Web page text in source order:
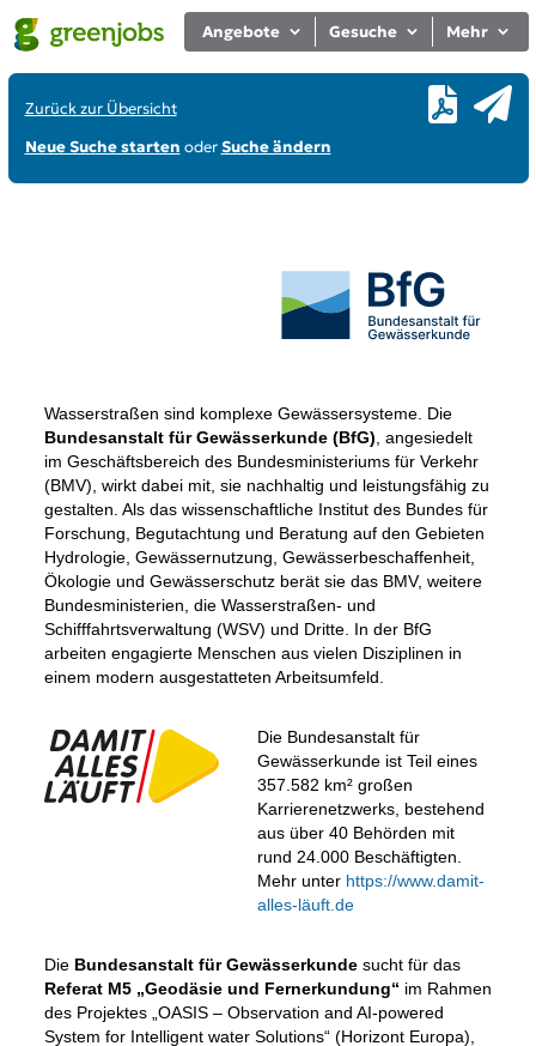
Angebote Gesuche Mehr
Zurück zur Übersicht
Neue Suche starten oderSuche ändern